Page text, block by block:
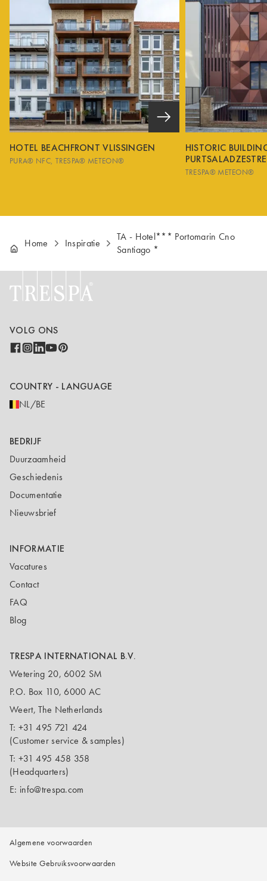
HOTEL BEACHFRONT VLISSINGEN
PURA® NFC TRESPA® METEON®
HISTORIC
TRESPA® METEON®
Home Inspiratie
TA - Hotel*** Portomarin Cno
Santiago *
VOLG ONS
COUNTRY - LANGUAGE
NL/BE
BEDRIJF
Duurzaamheid
Geschiedenis
Documentatie
Nieuwsbrief
INFORMATIE
Vacatures
Contact
FAQ
Blog
TRESPA INTERNATIONAL B.V.
Wetering 20, 6002 SM
P.O. Box 110, 6000 AC
Weert, The Netherlands
T: +31 495 721 424
(Customer service & samples)
T: +31 495 458 358
(Headquarters)
E: info@trespa.com
Algemene voorwaarden
Website Gebruiksvoorwaarden